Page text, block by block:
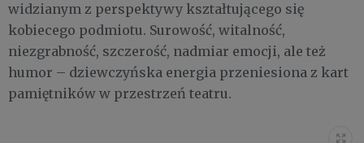
widzianym z perspektywy kształtującego się
kobiecego podmiotu. Surowość, witalność,
niezgrabność, szczerość, nadmiar emocji, ale też
humor – dziewczyńska energia przeniesiona z kart
pamiętników w przestrzeń teatru.